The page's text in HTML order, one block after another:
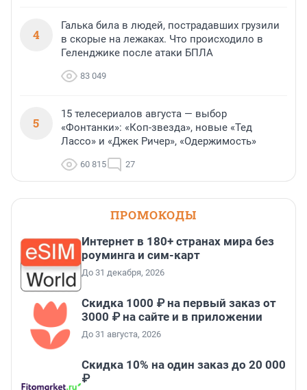
4
Галька била в людей, пострадавших грузили
в скорые на лежаках. Что происходило в
Геленджике после атаки БПЛА
83 049
5
15 телесериалов августа — выбор
«Фонтанки»: «Коп-звезда», новые «Тед
Лассо» и «Джек Ричер», «Одержимость»
60 815 27
ПРОМОКОДЫ
Интернет в 180+ странах мира без
роуминга и сим-карт
До 31 декабря, 2026
Скидка 1000 ₽ на первый заказ от
3000 ₽ на сайте и в приложении
До 31 августа, 2026
Скидка 10% на один заказ до 20 000
₽